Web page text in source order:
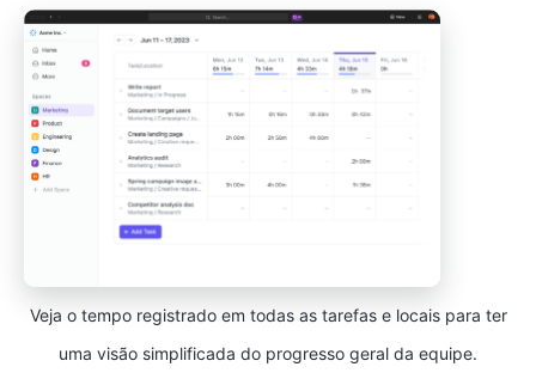
Veja o tempo registrado em todas as tarefas e locais para ter
uma visão simplificada do progresso geral da equipe.